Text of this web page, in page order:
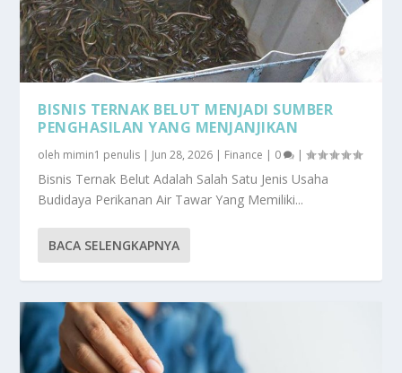
BISNIS TERNAK BELUT MENJADI SUMBER
PENGHASILAN YANG MENJANJIKAN
oleh mimin1 penulis | Jun 28, 2026 | Finance | 0 |
Bisnis Ternak Belut Adalah Salah Satu Jenis Usaha
Budidaya Perikanan Air Tawar Yang Memiliki...
BACA SELENGKAPNYA